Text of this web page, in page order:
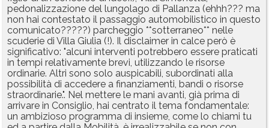
pedonalizzazione del lungolago di Pallanza (ehhh??? ma
non hai contestato il passaggio automobilistico in questo
comunicato?????) parcheggio **sotterraneo** nelle
scuderie di Villa Giulia (!). Il disclaimer in calce però è
significativo: "alcuni interventi potrebbero essere praticati
in tempi relativamente brevi, utilizzando le risorse
ordinarie. Altri sono solo auspicabili, subordinati alla
possibilità di accedere a finanziamenti, bandi o risorse
straordinarie.". Nel mettere le mani avanti, già prima di
arrivare in Consiglio, hai centrato il tema fondamentale:
un ambizioso programma di insieme, come lo chiami tu